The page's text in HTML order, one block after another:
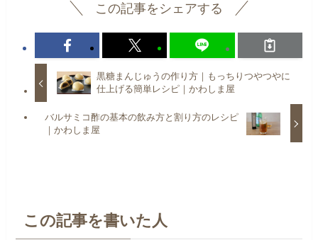
この記事をシェアする
黒糖まんじゅうの作り方｜もっちりつやつやに
仕上げる簡単レシピ｜かわしま屋
バルサミコ酢の基本の飲み方と割り方のレシピ
｜かわしま屋
この記事を書いた人